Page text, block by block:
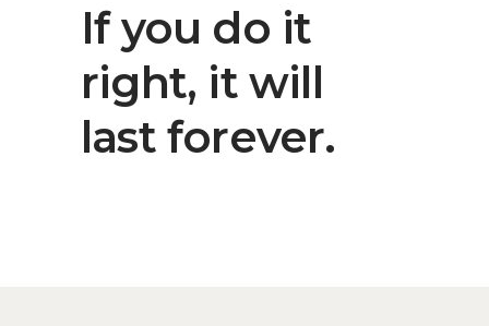
If you do it
right, it will
last forever.